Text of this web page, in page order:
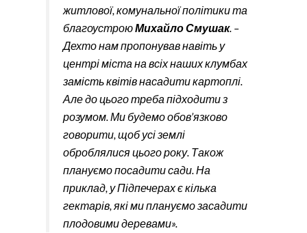
житлової, комунальної політики та
благоустроюМихайло Смушак. –
Дехто нам пропонував навіть у
центрі міста на всіх наших клумбах
замість квітів насадити картоплі.
Але до цього треба підходити з
розумом. Ми будемо обов’язково
говорити, щоб усі землі
оброблялися цього року. Також
плануємо посадити сади. На
приклад, у Підпечерах є кілька
гектарів, які ми плануємо засадити
плодовими деревами».